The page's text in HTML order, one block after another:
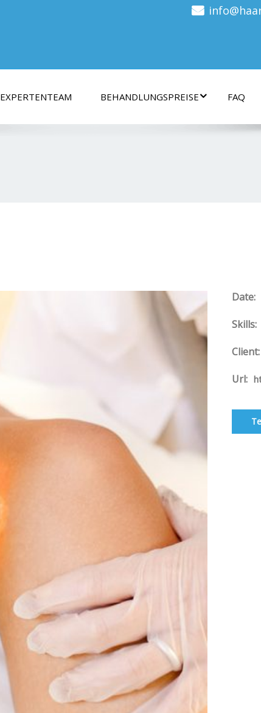
EXPERTENTEAM BEHANDLUNGSPREISE FAQ
Date:
Skills:
Client:
Url: